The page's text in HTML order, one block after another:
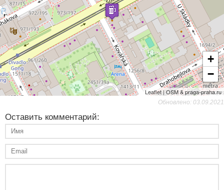
+
−
Leaflet | OSM & praga-praha.ru
Обновлено: 03.09.2021
Оставить комментарий: